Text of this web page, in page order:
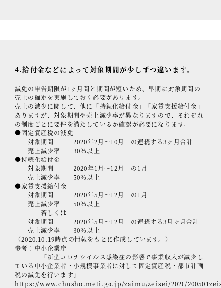
4.給付金などによって対象期間が少しずつ違います。
減免の申告期限が1ヶ月間と期間が短いため、早期に対象期間の
売上の確定を実施しておく必要があります。
売上の減少に関して、他に「持続化給付金」「家賃支援給付金」
ありますが、対象期間や売上減少率が異なりますので、それぞれ
の制度ごとに要件を満たしているか確認が必要になります。
●固定資産税の減免
対象期間 2020年2月～10月 の連続する3ヶ月合計
売上減少率 30％以上
●持続化給付金
対象期間 2020年1月～12月 の1月
売上減少率 50％以上
●家賃支援給付金
対象期間 2020年5月～12月 の1月
売上減少率 50％以上
若しくは
対象期間 2020年5月～12月 の連続する3月ヶ月合計
売上減少率 30％以上
（2020.10.19時点の情報をもとに作成しています。）
参考：中小企業庁
「新型コロナウイルス感染症の影響で事業収入が減少し
ている中小企業者・小規模事業者に対して固定資産税・都市計画
税の減免を行います」
https://www.chusho.meti.go.jp/zaimu/